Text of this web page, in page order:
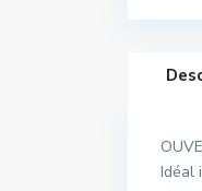
Idéal